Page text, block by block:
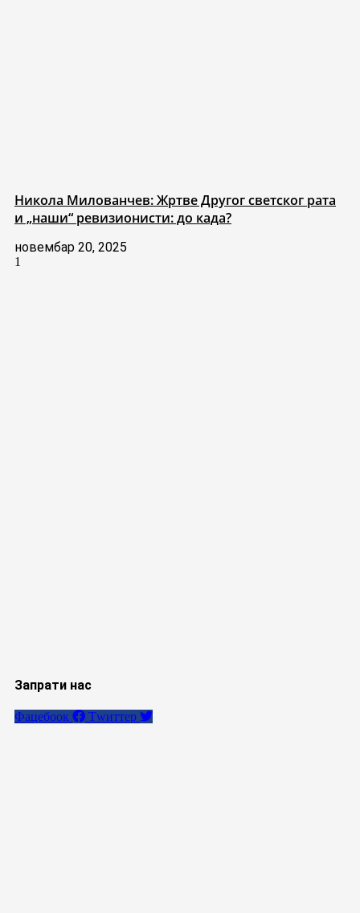
Никола Милованчев: Жртве Другог светског рата
и „наши“ ревизионисти: до када?
новембар 20, 2025
Запрати нас
Фацебоок Тwиттер